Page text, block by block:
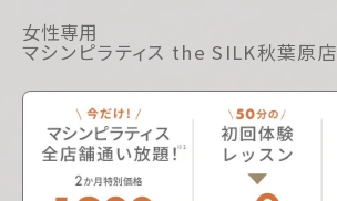
女性専用
マシンピラティス the SILK秋葉原店